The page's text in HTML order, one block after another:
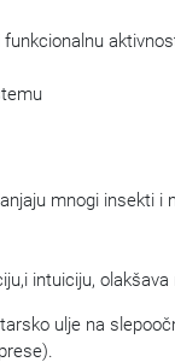
mnogi insekti i
intuiciju,
ulje na